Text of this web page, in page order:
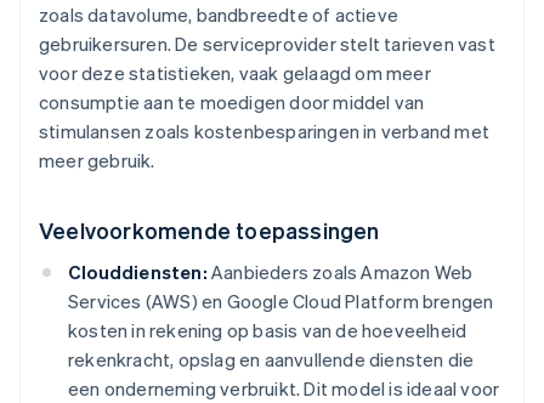
zoals datavolume, bandbreedte of actieve
gebruikersuren. De serviceprovider stelt tarieven vast
voor deze statistieken, vaak gelaagd om meer
consumptie aan te moedigen door middel van
stimulansen zoals kostenbesparingen in verband met
meer gebruik.
Veelvoorkomende toepassingen
Clouddiensten: Aanbieders zoals Amazon Web
Services (AWS) en Google Cloud Platform brengen
kosten in rekening op basis van de hoeveelheid
rekenkracht, opslag en aanvullende diensten die
een onderneming verbruikt. Dit model is ideaal voor